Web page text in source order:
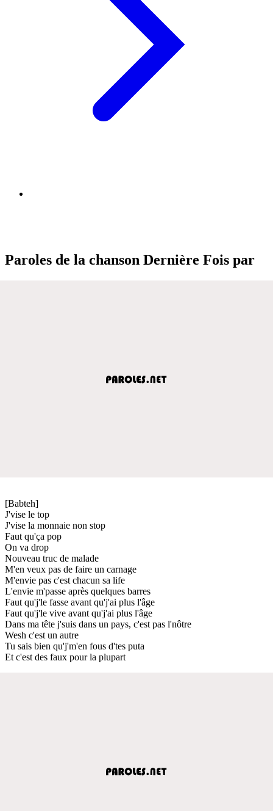
Paroles de la chanson Dernière Fois par
[Babteh]
J'vise le top
J'vise la monnaie non stop
Faut qu'ça pop
On va drop
Nouveau truc de malade
M'en veux pas de faire un carnage
M'envie pas c'est chacun sa life
L'envie m'passe après quelques barres
Faut qu'j'le fasse avant qu'j'ai plus l'âge
Faut qu'j'le vive avant qu'j'ai plus l'âge
Dans ma tête j'suis dans un pays, c'est pas l'nôtre
Wesh c'est un autre
Tu sais bien qu'j'm'en fous d'tes puta
Et c'est des faux pour la plupart